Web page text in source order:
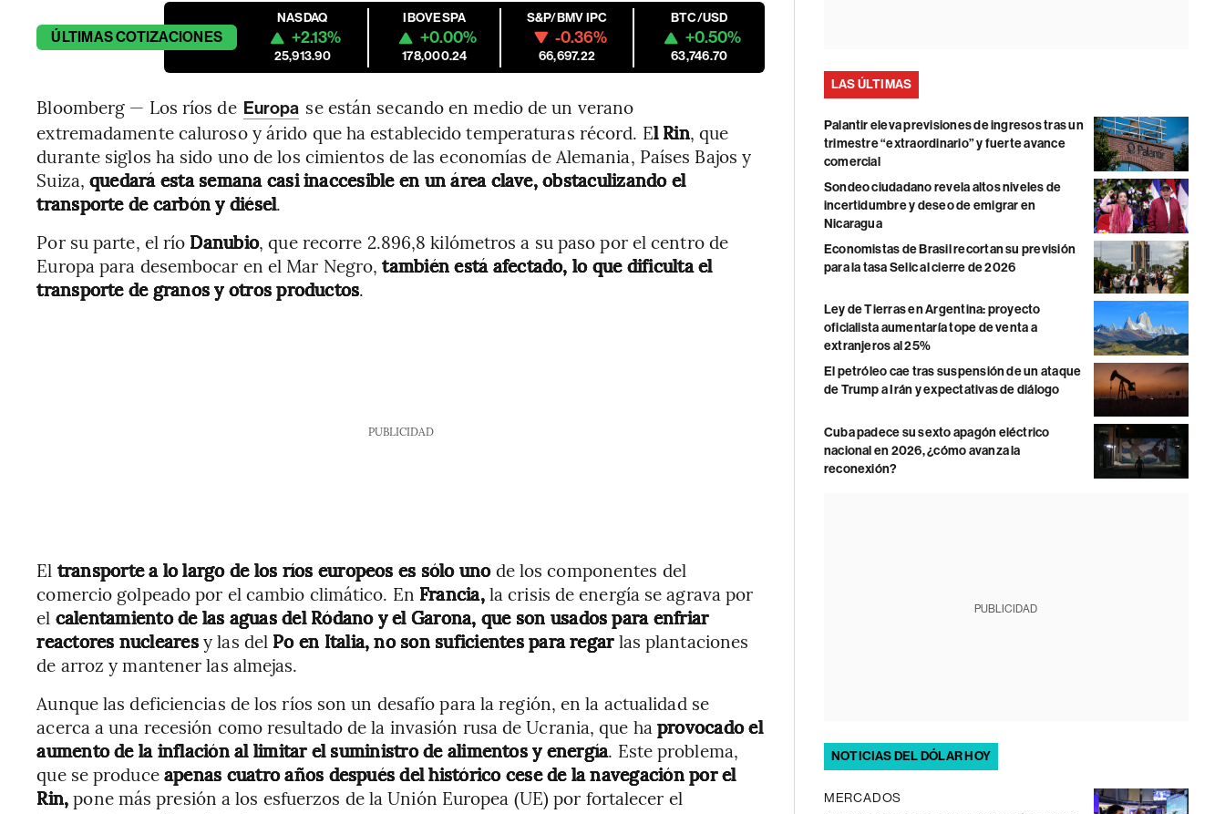
ÚLTIMASCOTIZACIONES
NASDAQ
+2.13%
25,913.90
IBOVESPA
+0.00%
178,000.24
S&P/BMV IPC
-0.36%
66,697.22
BTC/USD
+0.50%
63,746.70
Bloomberg — Los ríos de Europa se están secando en medio de un verano
extremadamente caluroso y árido que ha establecido temperaturas récord. El Rin, que
durante siglos ha sido uno de los cimientos de las economías de Alemania, Países Bajos y
Suiza,quedará esta semana casi inaccesible en un área clave, obstaculizando el
transporte de carbón y diésel.
Por su parte, el río Danubio, que recorre 2.896,8 kilómetros a su paso por el centro de
Europa para desembocar en el Mar Negro, también está afectado, lo que dificulta el
transporte de granos y otros productos.
PUBLICIDAD
El transporte a lo largo de los ríos europeos es sólo unode los componentes del
comercio golpeado por el cambio climático. En Francia,la crisis de energía se agrava por
el calentamiento de las aguas del Ródano y el Garona, que son usados para enfriar
reactores nuclearesy las del Po en Italia, no son suficientes para regarlas plantaciones
de arroz y mantener las almejas.
Aunque las deficiencias de los ríos son un desafío para la región, en la actualidad se
acerca a una recesión como resultado de la invasión rusa de Ucrania, que ha provocado el
aumento de la inflación al limitar el suministro de alimentos y energía. Este problema,
que se produceapenas cuatro años después del histórico cese de la navegación por el
Rin,pone más presión a los esfuerzos de la Unión Europea (UE) por fortalecer el
LAS ÚLTIMAS
Palantir eleva previsiones de ingresos tras un
trimestre “extraordinario” y fuerte avance
comercial
Sondeo ciudadano revela altos niveles de
incertidumbre y deseo de emigrar en
Nicaragua
Economistas de Brasil recortan su previsión
para la tasa Selic al cierre de 2026
Ley de Tierras en Argentina: proyecto
oficialista aumentaría tope de venta a
extranjeros al 25%
El petróleo cae tras suspensión de un ataque
de Trump a Irán y expectativas de diálogo
Cuba padece su sexto apagón eléctrico
nacional en 2026, ¿cómo avanza la
reconexión?
PUBLICIDAD
NOTICIAS DEL DÓLAR HOY
MERCADOS